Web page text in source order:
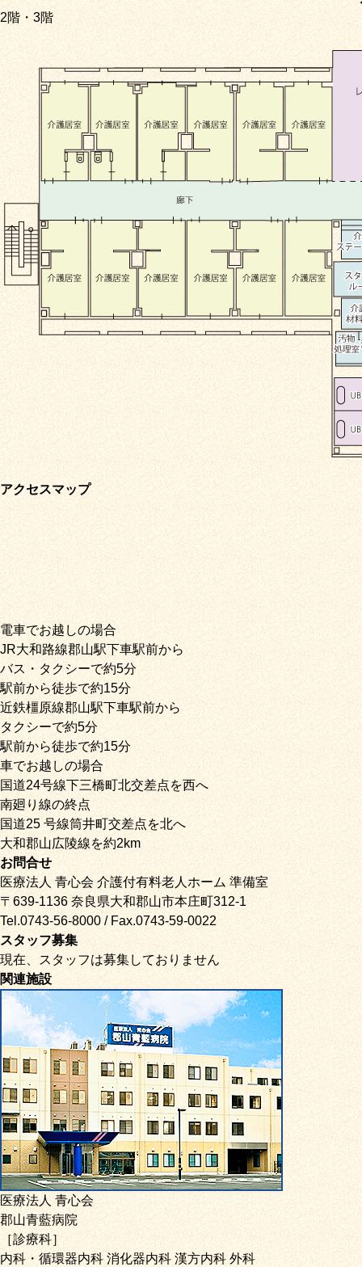
2階・3階
アクセスマップ
電車でお越しの場合
JR大和路線郡山駅下車駅前から
バス・タクシーで約5分
駅前から徒歩で約15分
近鉄橿原線郡山駅下車駅前から
タクシーで約5分
駅前から徒歩で約15分
車でお越しの場合
国道24号線下三橋町北交差点を西へ
南廻り線の終点
国道25 号線筒井町交差点を北へ
大和郡山広陵線を約2km
お問合せ
医療法人 青心会 介護付有料老人ホーム 準備室
〒639-1136 奈良県大和郡山市本庄町312-1
Tel.0743-56-8000 / Fax.0743-59-0022
スタッフ募集
現在、スタッフは募集しておりません
関連施設
医療法人 青心会
郡山青藍病院
［診療科］
内科・循環器内科 消化器内科 漢方内科 外科